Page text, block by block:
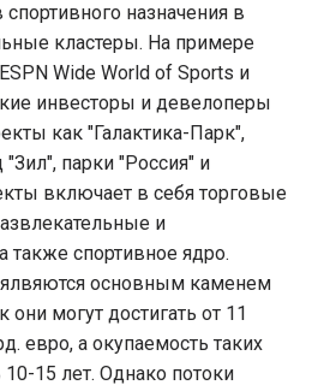
назначения в
кластеры. На примере
Wide World of Sports и
инвесторы и девелоперы
как "Галактика-Парк",
парки "Россия" и
включает в себя торговые
и
также спортивное ядро.
основным каменем
они могут достигать от 11
евро, а окупаемость таких
10-15 лет. Однако потоки